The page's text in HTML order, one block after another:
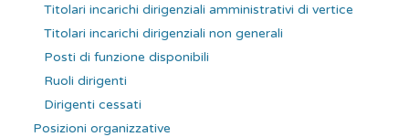
Titolari incarichi dirigenziali amministrativi di vertice
Titolari incarichi dirigenziali non generali
Posti di funzione disponibili
Ruoli dirigenti
Dirigenti cessati
Posizioni organizzative